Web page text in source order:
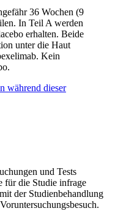
36 Wochen (9
In Teil A werden
erhalten. Beide
unter die Haut
Kein
während dieser
und Tests
für die Studie infrage
der Studienbehandlung